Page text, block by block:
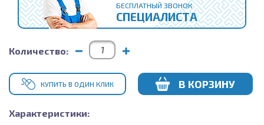
БЕСПЛАТНЫЙ ЗВОНОК
СПЕЦИАЛИСТА
Количество:
КУПИТЬ В ОДИН КЛИК В КОРЗИНУ
Характеристики: